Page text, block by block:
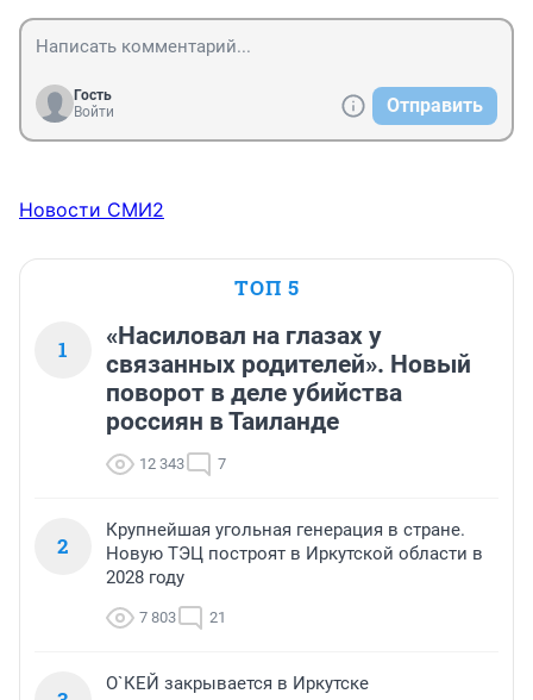
Гость
Войти
Отправить
Новости СМИ2
ТОП 5
1
«Насиловал на глазах у
связанных родителей». Новый
поворот в деле убийства
россиян в Таиланде
12 343 7
2
Крупнейшая угольная генерация в стране.
Новую ТЭЦ построят в Иркутской области в
2028 году
7 803 21
О`КЕЙ закрывается в Иркутске